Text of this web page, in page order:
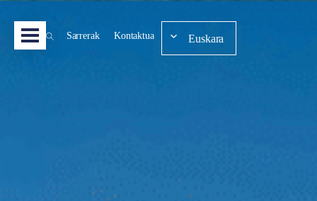
Sarrerak Kontaktua Euskara